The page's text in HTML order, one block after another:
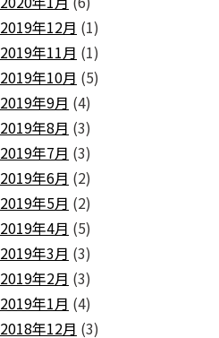
2019年12月 (1)
2019年11月 (1)
2019年10月 (5)
2019年9月 (4)
2019年8月 (3)
2019年7月 (3)
2019年6月 (2)
2019年5月 (2)
2019年4月 (5)
2019年3月 (3)
2019年2月 (3)
2019年1月 (4)
2018年12月 (3)